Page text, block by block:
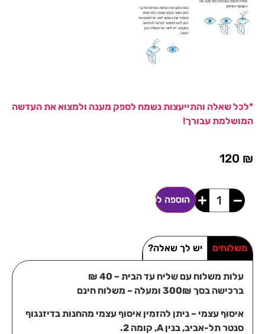
*לכל שאלה והתייעצות נשמח לספק מענה ולמצוא את העדשה
המושלמת עבורך!
120 ₪
הוספה לסל
משלוחים יש לך שאלה?
עלות משלוח עם שליח עד הבית – 40 ₪
ברכישה בסך 300₪ ומעלה – משלוח חינם
איסוף עצמי – ניתן להזמין איסוף עצמי מהחנות בדיזנגוף
סנטר תל-אביב, בנין A, קומה 2.